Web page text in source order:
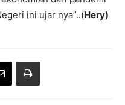
ini ujar nya”..(Hery)